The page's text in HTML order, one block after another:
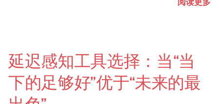
延迟感知工具选择：当“当
下的足够好”优于“未来的最